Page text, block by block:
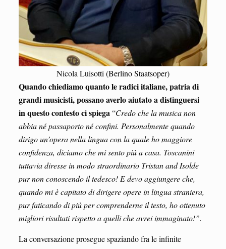
Nicola Luisotti (Berlino Staatsoper)
Quando chiediamo quanto le radici italiane, patria di
grandi musicisti, possano averlo aiutato a distinguersi
in questo contesto ci spiega“Credo che la musica non
abbia né passaporto né confini. Personalmente quando
dirigo un’opera nella lingua con la quale ho maggiore
confidenza, diciamo che mi sento più a casa. Toscanini
tuttavia diresse in modo straordinario Tristan and Isolde
pur non conoscendo il tedesco! E devo aggiungere che,
quando mi è capitato di dirigere opere in lingua straniera,
pur faticando di più per comprenderne il testo, ho ottenuto
migliori risultati rispetto a quelli che avrei immaginato!”.
La conversazione prosegue spaziando fra le infinite